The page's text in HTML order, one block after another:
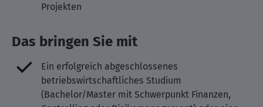
Projekten
Das bringen Sie mit
Ein erfolgreich abgeschlossenes
betriebswirtschaftliches Studium
(Bachelor/Master mit Schwerpunkt Finanzen,